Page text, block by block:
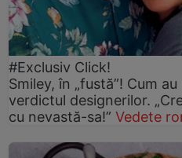
#Exclusiv Click!
Smiley, în „fustă”! Cum
verdictul designerilor.
cu nevastă-sa!” Vedete